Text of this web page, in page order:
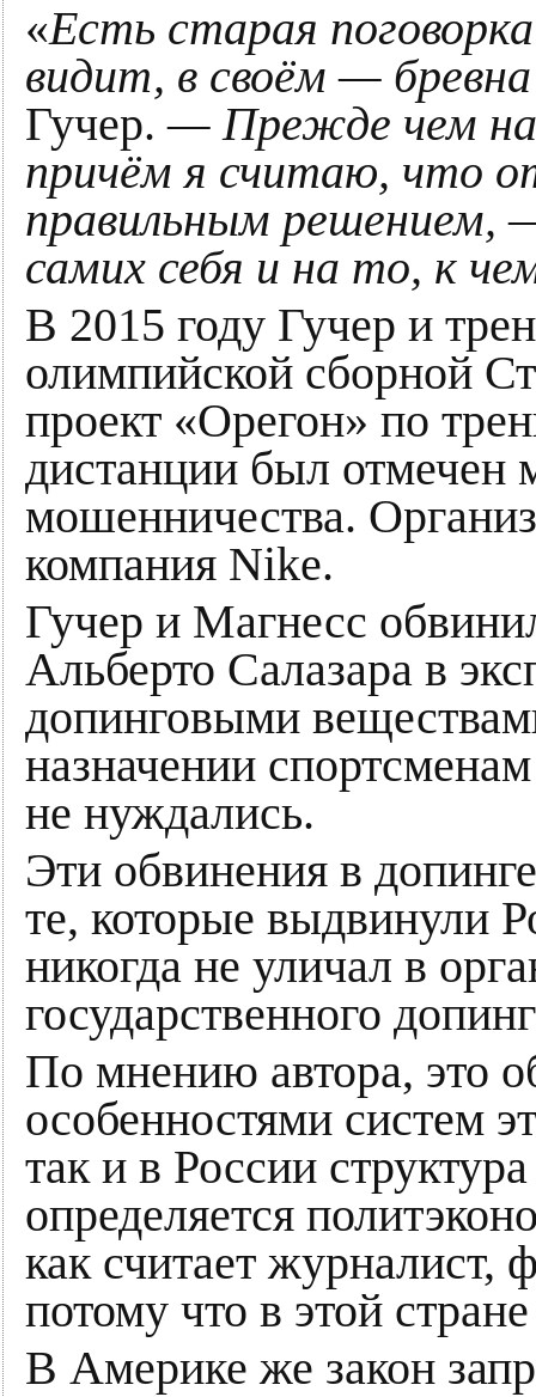
«Есть старая
видит, в своём —
Гучер.— Прежде чем
причём я считаю, что
правильным решением,
самих себя и на то, к
В 2015 году Гучер и
олимпийской сборной
проект «Орегон» по
дистанции был отмечен
мошенничества.
компания Nike.
Гучер и Магнесс
Альберто Салазара в
допинговыми
назначении
не нуждались.
Эти обвинения в
те, которые выдвинули
никогда не уличал в
государственного
По мнению автора, это
особенностями систем
так и в России
определяется
как считает журналист,
потому что в этой
В Америке же закон